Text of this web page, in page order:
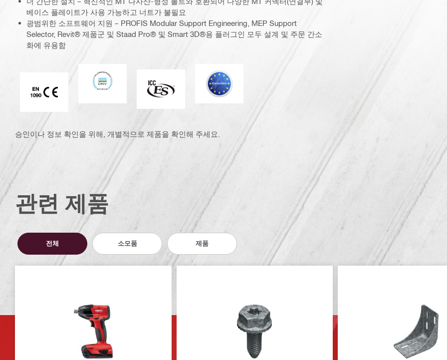
베이스 플레이트가 사용 가능하고 너트가 불필요
광범위한 소프트웨어 지원 – PROFIS Modular Support Engineering, MEP Support
Selector, Revit® 제품군 및 Staad Pro® 및 Smart 3D®용 플러그인 모두 설계 및 주문 간소
화에 유용함
CE EN 1090 마크
DNV 유로코드
승인이나 정보 확인을 위해, 개별적으로 제품을 확인해 주세요.
관련 제품
전체 소모품 제품